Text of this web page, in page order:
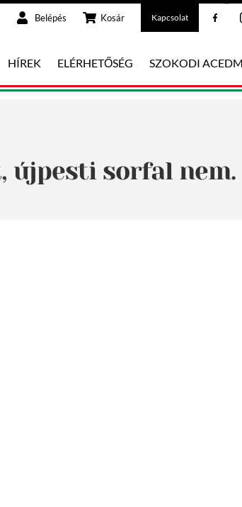
Belépés Kosár Kapcsolat
HÍREK ELÉRHETŐSÉG SZOKODI
újpesti sorfal nem.